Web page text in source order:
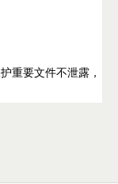
重要文件不泄露，